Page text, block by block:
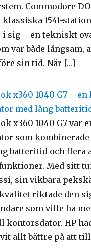
Commodore
1541-
i sig – en tekniskt
var både långsam,
sin tid. När […]
x360 1040 G7 –
med lång
x360 1040 G7 var
som
batteritid och flera
Med sitt
sin vikbara
riktade den
som ville ha
kontorsdator. HP
allt bättre på att